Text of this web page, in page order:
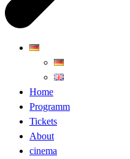
Home
Programm
Tickets
About
cinema